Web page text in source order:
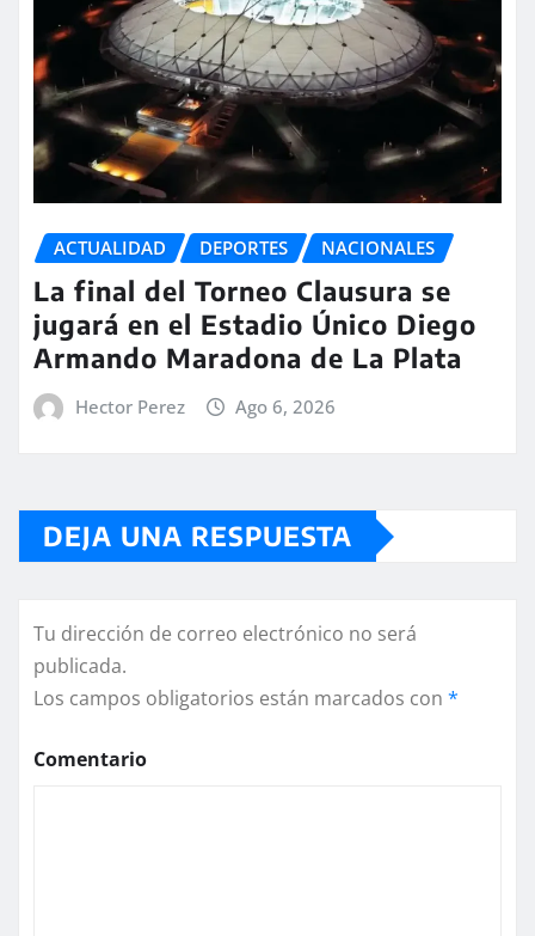
ACTUALIDAD DEPORTES NACIONALES
La final del Torneo Clausura se
jugará en el Estadio Único Diego
Armando Maradona de La Plata
Hector Perez Ago 6, 2026
DEJA UNA RESPUESTA
Tu dirección de correo electrónico no será
publicada.
Los campos obligatorios están marcados con *
Comentario